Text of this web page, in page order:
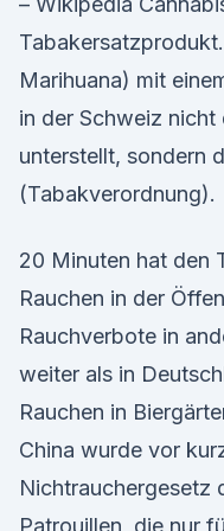
Marihuana) mit
in der Schweiz
unterstellt, sondern
(Tabakverordnung).
20 Minuten hat den
Rauchen in der
Rauchverbote in
weiter als in
Rauchen in
China wurde vor
Nichtrauchergesetz
Patrouillen, die nur